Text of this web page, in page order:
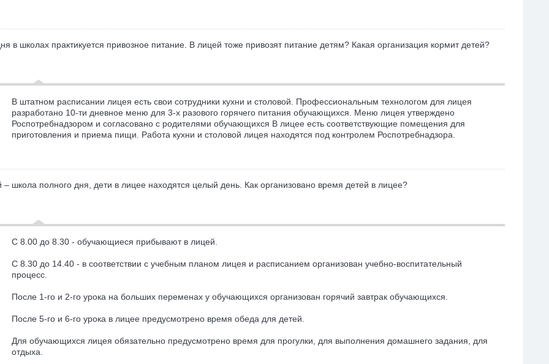
в школах практикуется привозное питание. В лицей тоже привозят питание детям? Какая организация кормит детей?
В штатном расписании лицея есть свои сотрудники кухни и столовой. Профессиональным технологом для лицея
разработано 10-ти дневное меню для 3-х разового горячего питания обучающихся. Меню лицея утверждено
Роспотребнадзором и согласовано с родителями обучающихся В лицее есть соответствующие помещения для
приготовления и приема пищи. Работа кухни и столовой лицея находятся под контролем Роспотребнадзора.
– школа полного дня, дети в лицее находятся целый день. Как организовано время детей в лицее?
С 8.00 до 8.30 - обучающиеся прибывают в лицей.
С 8.30 до 14.40 - в соответствии с учебным планом лицея и расписанием организован учебно-воспитательный
процесс.
После 1-го и 2-го урока на больших переменах у обучающихся организован горячий завтрак обучающихся.
После 5-го и 6-го урока в лицее предусмотрено время обеда для детей.
Для обучающихся лицея обязательно предусмотрено время для прогулки, для выполнения домашнего задания, для
отдыха.